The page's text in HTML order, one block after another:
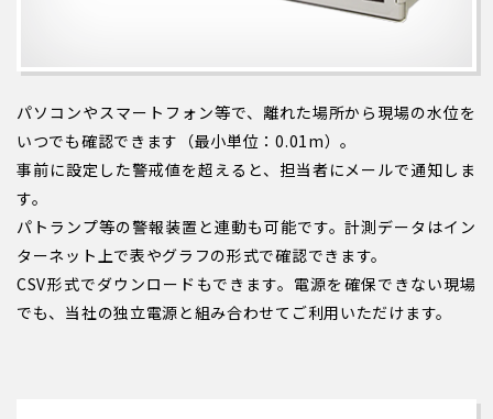
パソコンやスマートフォン等で、離れた場所から現場の水位を
いつでも確認できます（最小単位：0.01m）。
事前に設定した警戒値を超えると、担当者にメールで通知しま
す。
パトランプ等の警報装置と連動も可能です。計測データはイン
ターネット上で表やグラフの形式で確認できます。
CSV形式でダウンロードもできます。電源を確保できない現場
でも、当社の独立電源と組み合わせてご利用いただけます。